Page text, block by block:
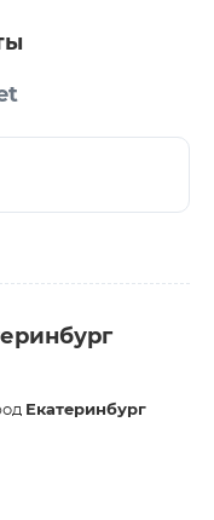
Екатеринбург